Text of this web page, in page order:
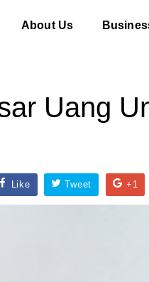
About Us
Uang
Like Tweet +1